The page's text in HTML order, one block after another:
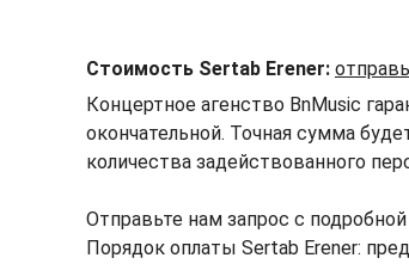
Стоимость Sertab Erener:
Концертное агенство BnMusic
окончательной. Точная сумма
количества задействованного
Отправьте нам запрос с
Порядок оплаты Sertab Erener: